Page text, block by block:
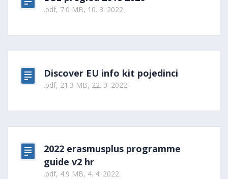
.pdf, 7.0 MB, 10. 3. 2022.
Discover EU info kit pojedinci
.pdf, 21.3 MB, 22. 3. 2022.
2022 erasmusplus programme
guide v2 hr
.pdf, 4.9 MB, 4. 4. 2022.